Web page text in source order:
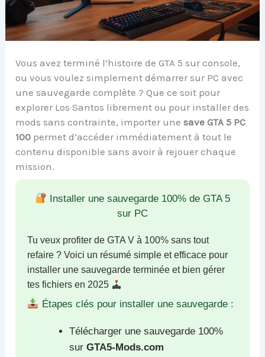
Vous avez terminé l’histoire de GTA 5 sur console,
ou vous voulez simplement démarrer sur PC avec
une sauvegarde complète ? Que ce soit pour
explorer Los Santos librement ou pour installer des
mods sans contrainte, importer unesave GTA 5 PC
100 permet d’accéder immédiatement à tout le
contenu disponible sans avoir à rejouer chaque
mission.
Installer une sauvegarde 100% de GTA 5
sur PC
Tu veux profiter de GTA V à 100% sans tout
refaire ? Voici un résumé simple et efficace pour
installer une sauvegarde terminée et bien gérer
tes fichiers en 2025
Étapes clés pour installer une sauvegarde :
Télécharger une sauvegarde 100%
surGTA5-Mods.com